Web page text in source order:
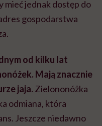
mieć jednak dostęp do
gospodarstwa
od kilku lat
Mają znacznie
jaja. Zielononóżka
odmiana, która
Jeszcze niedawno